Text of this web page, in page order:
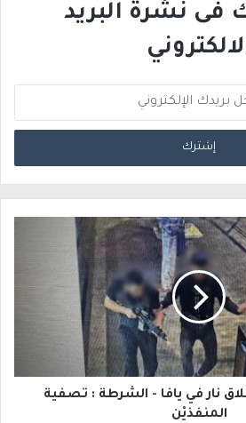
فى نشرة البريد
نار في يافا - الشرطة : تصفية
المنفذيْن